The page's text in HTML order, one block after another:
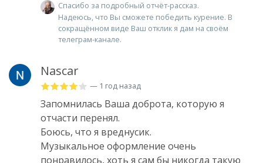
Спасибо за подробный отчёт-рассказ.
Надеюсь, что Вы сможете победить курение. В
сокращённом виде Ваш отклик я дам на своём
телеграм-канале.
Nascar
— 1 год назад
Запомнилась Ваша доброта, которую я
отчасти перенял.
Боюсь, что я вреднусик.
Музыкальное оформление очень
понравилось, хоть я сам бы никогда такую